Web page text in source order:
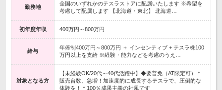
勤務地
全国のいずれかのテスラストアに配属いたします ※希望を
考慮して配属します 【北海道・東北】 北海道…
初年度年収 400万円～800万円
給与
年俸制400万円～800万円 ＋ インセンティブ + テスラ株100
万円以上を支給 ※経験・能力などを考慮のうえ…
対象となる方
【未経験OK/20代～40代活躍中】◆要普免（AT限定可）＊
販売台数、急増！加速度的に成長するテスラで、圧倒的な
体験を！＊100％成果主義の社風です